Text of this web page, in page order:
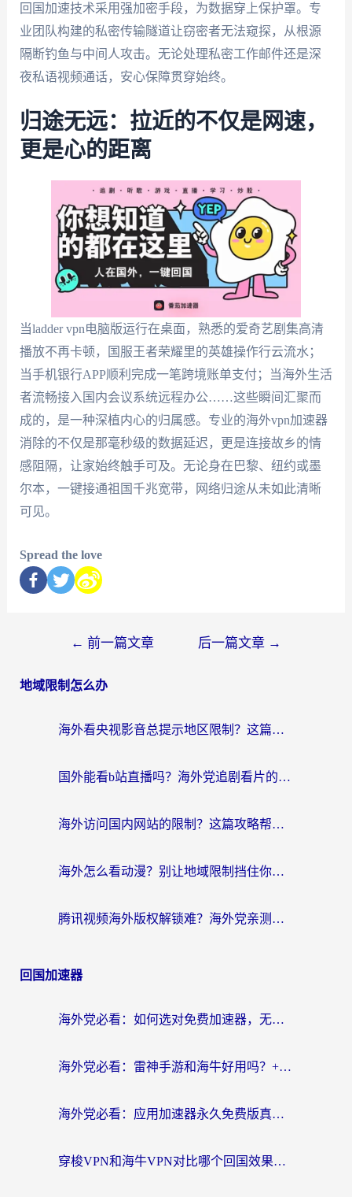
回国加速技术采用强加密手段，为数据穿上保护罩。专
业团队构建的私密传输隧道让窃密者无法窥探，从根源
隔断钓鱼与中间人攻击。无论处理私密工作邮件还是深
夜私语视频通话，安心保障贯穿始终。
归途无远：拉近的不仅是网速，
更是心的距离
当ladder vpn电脑版运行在桌面，熟悉的爱奇艺剧集高清
播放不再卡顿，国服王者荣耀里的英雄操作行云流水；
当手机银行APP顺利完成一笔跨境账单支付；当海外生活
者流畅接入国内会议系统远程办公……这些瞬间汇聚而
成的，是一种深植内心的归属感。专业的海外vpn加速器
消除的不仅是那毫秒级的数据延迟，更是连接故乡的情
感阻隔，让家始终触手可及。无论身在巴黎、纽约或墨
尔本，一键接通祖国千兆宽带，网络归途从未如此清晰
可见。
Spread the love
← 前一篇文章 后一篇文章 →
地域限制怎么办
海外看央视影音总提示地区限制？这篇教你选对回国加速器，流畅追剧不踩坑
国外能看b站直播吗？海外党追剧看片的终极解决方案来了
海外访问国内网站的限制？这篇攻略帮你无缝解锁12306、12123和国内影音
海外怎么看动漫？别让地域限制挡住你的追番快乐
腾讯视频海外版权解锁难？海外党亲测：选对回国加速器，追剧观影零障碍
回国加速器
海外党必看：如何选对免费加速器，无缝访问国内资源不踩坑？
海外党必看：雷神手游和海牛好用吗？+3款热门加速器实测对比，附番茄加速器无缝回国指南
海外党必看：应用加速器永久免费版真的存在吗？教你选对回国加速器无缝刷国内资源
穿梭VPN和海牛VPN对比哪个回国效果更好？海外华人亲测3款热门加速器+避坑指南